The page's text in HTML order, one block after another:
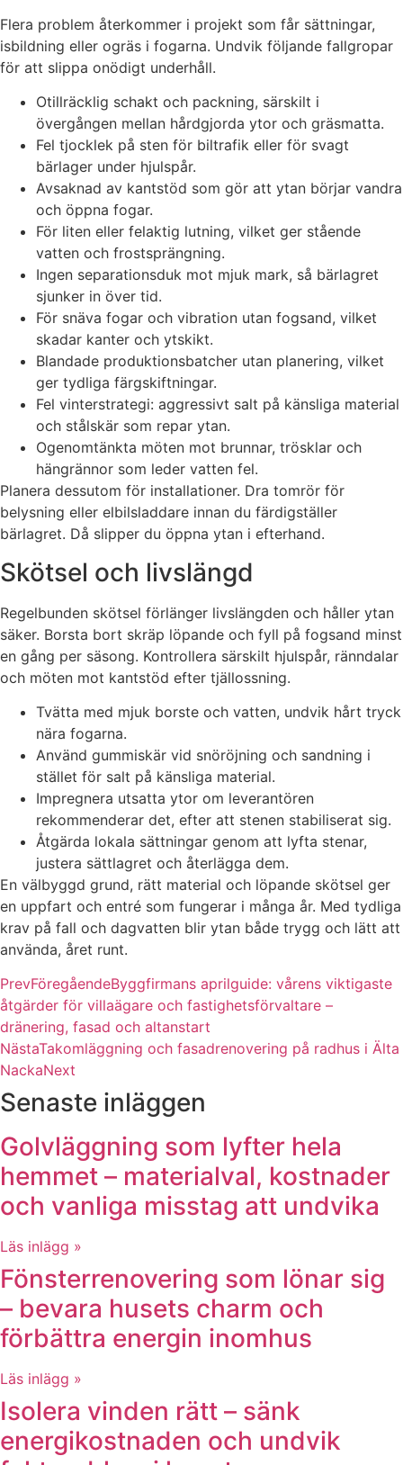
Flera problem återkommer i projekt som får sättningar,
isbildning eller ogräs i fogarna. Undvik följande fallgropar
för att slippa onödigt underhåll.
Otillräcklig schakt och packning, särskilt i
övergången mellan hårdgjorda ytor och gräsmatta.
Fel tjocklek på sten för biltrafik eller för svagt
bärlager under hjulspår.
Avsaknad av kantstöd som gör att ytan börjar vandra
och öppna fogar.
För liten eller felaktig lutning, vilket ger stående
vatten och frostsprängning.
Ingen separationsduk mot mjuk mark, så bärlagret
sjunker in över tid.
För snäva fogar och vibration utan fogsand, vilket
skadar kanter och ytskikt.
Blandade produktionsbatcher utan planering, vilket
ger tydliga färgskiftningar.
Fel vinterstrategi: aggressivt salt på känsliga material
och stålskär som repar ytan.
Ogenomtänkta möten mot brunnar, trösklar och
hängrännor som leder vatten fel.
Planera dessutom för installationer. Dra tomrör för
belysning eller elbilsladdare innan du färdigställer
bärlagret. Då slipper du öppna ytan i efterhand.
Skötsel och livslängd
Regelbunden skötsel förlänger livslängden och håller ytan
säker. Borsta bort skräp löpande och fyll på fogsand minst
en gång per säsong. Kontrollera särskilt hjulspår, ränndalar
och möten mot kantstöd efter tjällossning.
Tvätta med mjuk borste och vatten, undvik hårt tryck
nära fogarna.
Använd gummiskär vid snöröjning och sandning i
stället för salt på känsliga material.
Impregnera utsatta ytor om leverantören
rekommenderar det, efter att stenen stabiliserat sig.
Åtgärda lokala sättningar genom att lyfta stenar,
justera sättlagret och återlägga dem.
En välbyggd grund, rätt material och löpande skötsel ger
en uppfart och entré som fungerar i många år. Med tydliga
krav på fall och dagvatten blir ytan både trygg och lätt att
använda, året runt.
PrevFöregåendeByggfirmans aprilguide: vårens viktigaste
åtgärder för villaägare och fastighetsförvaltare –
dränering, fasad och altanstart
NästaTakomläggning och fasadrenovering på radhus i Älta
NackaNext
Senaste inläggen
Golvläggning som lyfter hela
hemmet – materialval, kostnader
och vanliga misstag att undvika
Läs inlägg »
Fönsterrenovering som lönar sig
– bevara husets charm och
förbättra energin inomhus
Läs inlägg »
Isolera vinden rätt – sänk
energikostnaden och undvik